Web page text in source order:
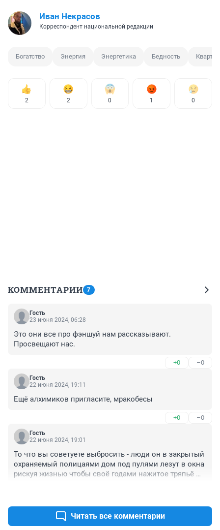
Иван Некрасов
Корреспондент национальной редакции
Богатство Энергия Энергетика Бедность
2 2 0 1 0
КОММЕНТАРИИ 7
Гость
23 июня 2024, 06:28
Это они все про фэншуй нам рассказывают.
Просвещают нас.
+0 –0
Гость
22 июня 2024, 19:11
Ещё алхимиков пригласите, мракобесы
+0 –0
Гость
22 июня 2024, 19:01
То что вы советуете выбросить - люди он в закрытый
охраняемый полицаями дом под пулями лезут в окна
рискуя жизнью чтобы своё годами нажитое тряпьё
Читать все комментарии